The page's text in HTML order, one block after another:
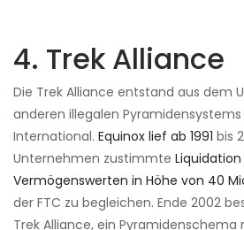
4. Trek Alliance
Die Trek Alliance entstand aus dem
anderen illegalen
International. Equinox lief ab 1991 bis
Unternehmen zustimmte
Vermögenswerten in Höhe von 40
der FTC zu begleichen. Ende 2002
Trek Alliance, ein